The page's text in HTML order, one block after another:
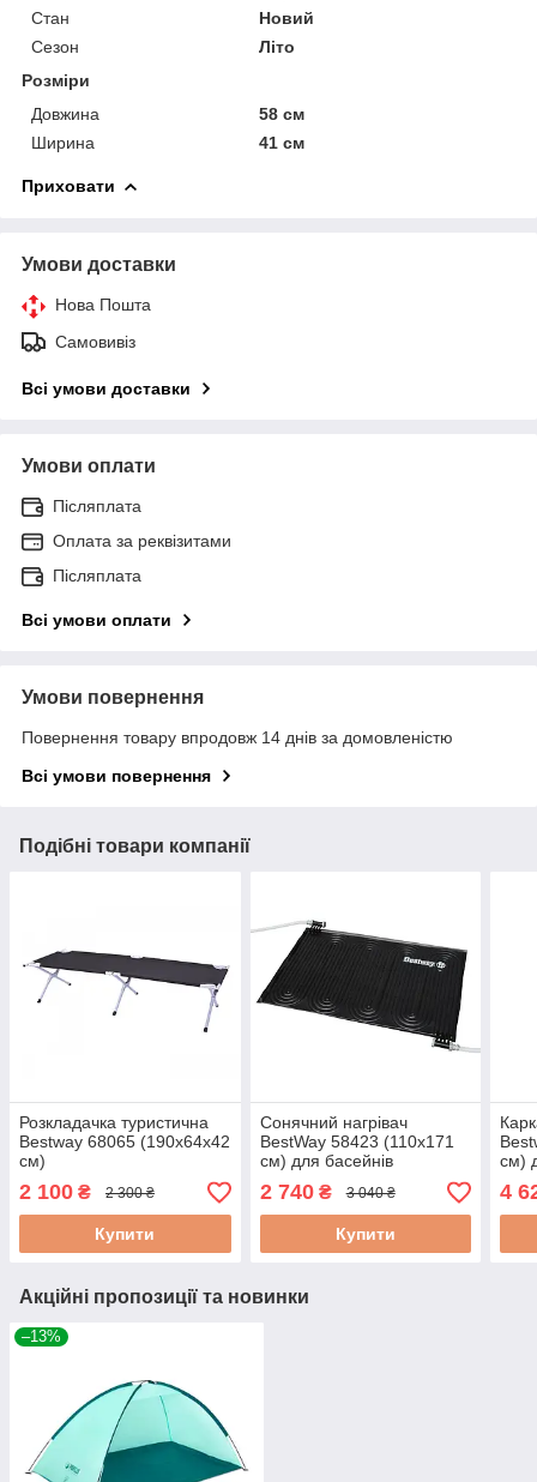
Стан
Новий
Сезон
Літо
Розміри
Довжина
58 см
Ширина
41 см
Приховати
Умови доставки
Нова Пошта
Самовивіз
Всі умови доставки
Умови оплати
Післяплата
Оплата за реквізитами
Післяплата
Всі умови оплати
Умови повернення
Повернення товару впродовж 14 днів за домовленістю
Всі умови повернення
Подібні товари компанії
Розкладачка туристична
Bestway 68065 (190х64х42
см)
2 100 ₴ 2 300 ₴
Купити
Сонячний нагрівач
BestWay 58423 (110х171
см) для басейнів
2 740₴ 3 040 ₴
Купити
см)
4
Акційні пропозиції та новинки
–13%